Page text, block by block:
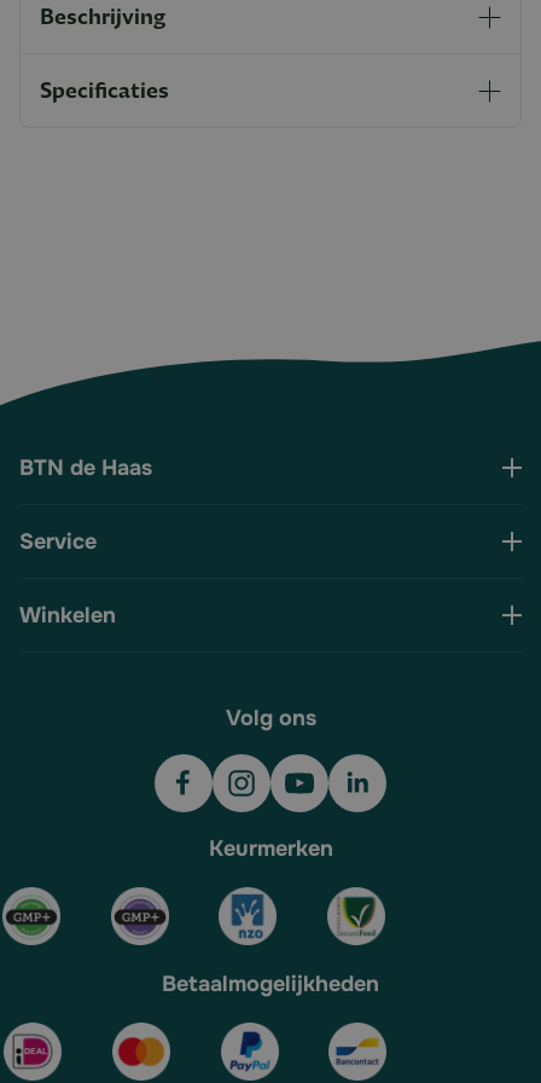
Beschrijving
Specificaties
BTN de Haas
Service
Winkelen
Volg ons
Keurmerken
Betaalmogelijkheden